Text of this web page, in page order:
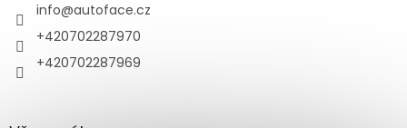
info@autoface.cz
+420702287970
+420702287969